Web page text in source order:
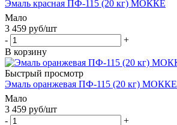
Эмаль красная ПФ-115 (20 кг) МОККЕ
Мало
3 459 руб/шт
-
+
В корзину
Быстрый просмотр
Эмаль оранжевая ПФ-115 (20 кг) МОККЕ
Мало
3 459 руб/шт
-
+